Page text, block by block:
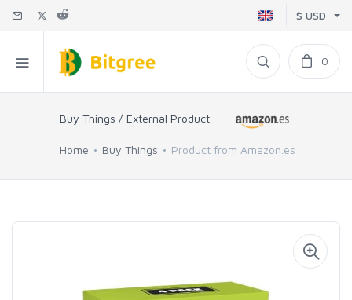
$ USD
0
Buy Things / External Product
Home Buy Things Product from Amazon.es